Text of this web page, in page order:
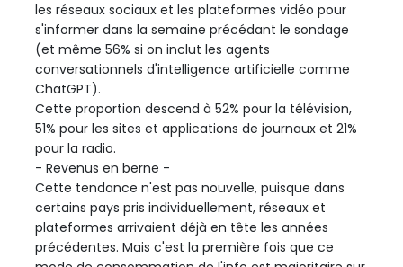
les réseaux sociaux et les plateformes vidéo pour
s'informer dans la semaine précédant le sondage
(et même 56% si on inclut les agents
conversationnels d'intelligence artificielle comme
ChatGPT).
Cette proportion descend à 52% pour la télévision,
51% pour les sites et applications de journaux et 21%
pour la radio.
- Revenus en berne -
Cette tendance n'est pas nouvelle, puisque dans
certains pays pris individuellement, réseaux et
plateformes arrivaient déjà en tête les années
précédentes. Mais c'est la première fois que ce